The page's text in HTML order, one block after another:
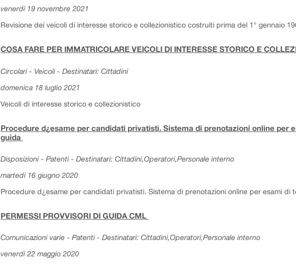
venerdì 19 novembre 2021
Revisione dei veicoli di interesse storico e collezionistico costruiti prima del 1° gennaio
COSA FARE PER IMMATRICOLARE VEICOLI DI INTERESSE STORICO E
Circolari - Veicoli - Destinatari: Cittadini
domenica 18 luglio 2021
Veicoli di interesse storico e collezionistico
Procedure d¿esame per candidati privatisti. Sistema di prenotazioni online per
guida
Disposizioni - Patenti - Destinatari: Cittadini,Operatori,Personale interno
martedì 16 giugno 2020
Procedure d¿esame per candidati privatisti. Sistema di prenotazioni online per esami di
PERMESSI PROVVISORI DI GUIDA CML
Comunicazioni varie - Patenti - Destinatari: Cittadini,Operatori,Personale interno
venerdì 22 maggio 2020